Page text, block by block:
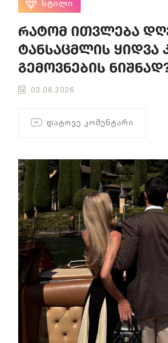
ᲡᲢᲘᲚᲘ
რატომ ითვლება
ტანსაცმლის ყიდვა
გემოვნების
03.08.2026
ᲓᲐᲢᲝᲕᲔ ᲙᲝᲛᲔᲜᲢᲐᲠᲘ